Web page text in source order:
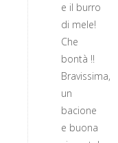
e il burro
di mele!
Che
bontà !!
Bravissima,
un
bacione
e buona